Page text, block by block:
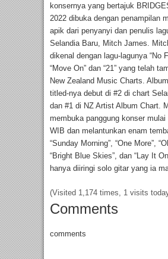
konsernya yang bertajuk
2022 dibuka dengan penampilan
apik dari penyanyi dan penulis
Selandia Baru, Mitch James.
dikenal dengan lagu-lagunya “No
“Move On” dan “21” yang telah
New Zealand Music Charts.
titled-nya debut di #2 di chart
dan #1 di NZ Artist Album Chart.
membuka panggung konser
WIB dan melantunkan enam
“Sunday Morning”, “One More”,
“Bright Blue Skies”, dan “Lay It
hanya diiringi solo gitar yang ia
(Visited 1,174 times, 1 visits
Comments
comments